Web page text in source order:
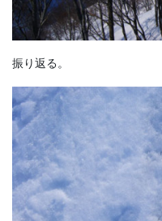
振り返る。